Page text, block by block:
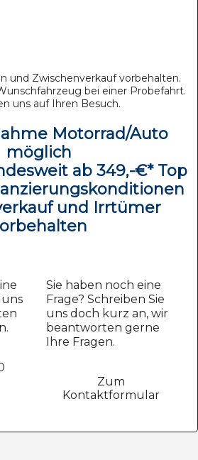
und Zwischenverkauf vorbehalten.
bei einer Probefahrt.
uns auf Ihren Besuch.
Motorrad/Auto
möglich
ab 349,-€* Top
und Irrtümer
uns
Sie haben noch eine
Frage? Schreiben Sie
uns doch kurz an, wir
beantworten gerne
Ihre Fragen.
Zum
Kontaktformular